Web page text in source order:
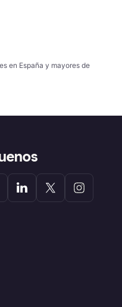
en España y mayores de